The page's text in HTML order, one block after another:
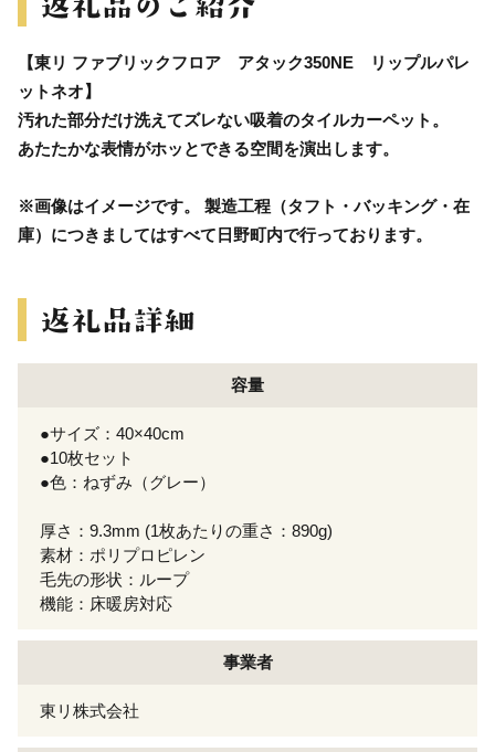
【東リ ファブリックフロア アタック350NE リップルパレ
ットネオ】
汚れた部分だけ洗えてズレない吸着のタイルカーペット。
あたたかな表情がホッとできる空間を演出します。
※画像はイメージです。 製造工程（タフト・バッキング・在
庫）につきましてはすべて日野町内で行っております。
容量
●サイズ：40×40cm
●10枚セット
●色：ねずみ（グレー）
厚さ：9.3mm (1枚あたりの重さ：890g)
素材：ポリプロピレン
毛先の形状：ループ
機能：床暖房対応
事業者
東リ株式会社